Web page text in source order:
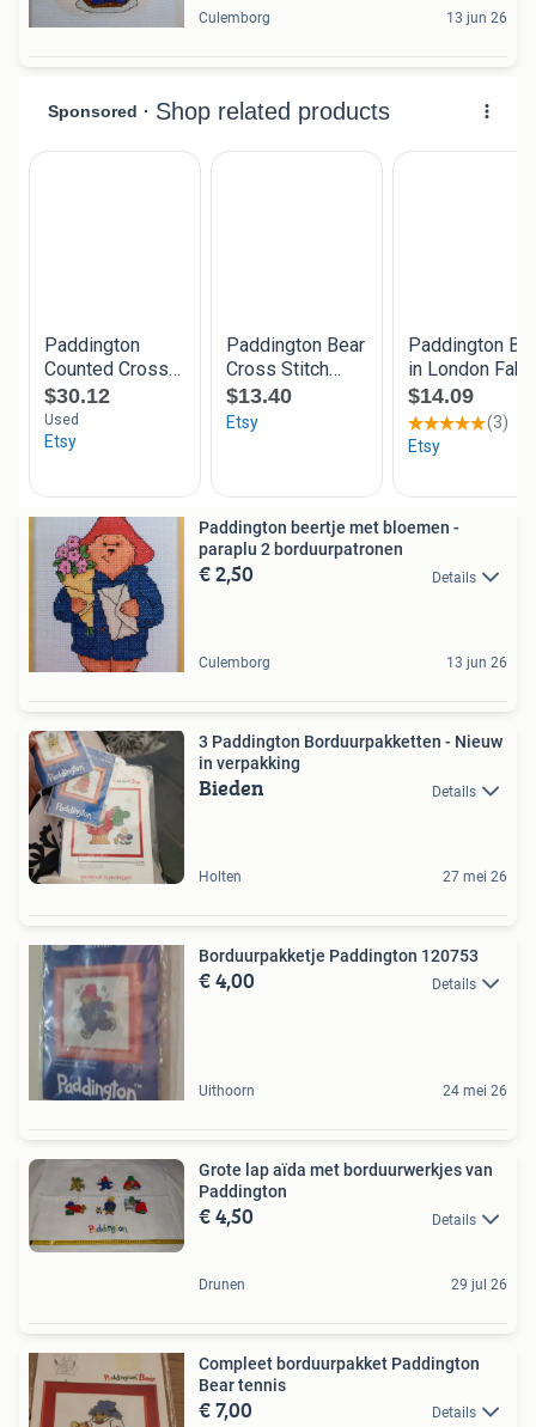
Culemborg 13 jun 26
Paddington beertje met bloemen -
paraplu 2 borduurpatronen
€ 2,50 Details
Culemborg 13 jun 26
3 Paddington Borduurpakketten - Nieuw
in verpakking
Bieden Details
Holten 27 mei 26
Borduurpakketje Paddington 120753
€ 4,00 Details
Uithoorn 24 mei 26
Grote lap aïda met borduurwerkjes van
Paddington
€ 4,50 Details
Drunen 29 jul 26
Compleet borduurpakket Paddington
Bear tennis
€ 7,00 Details